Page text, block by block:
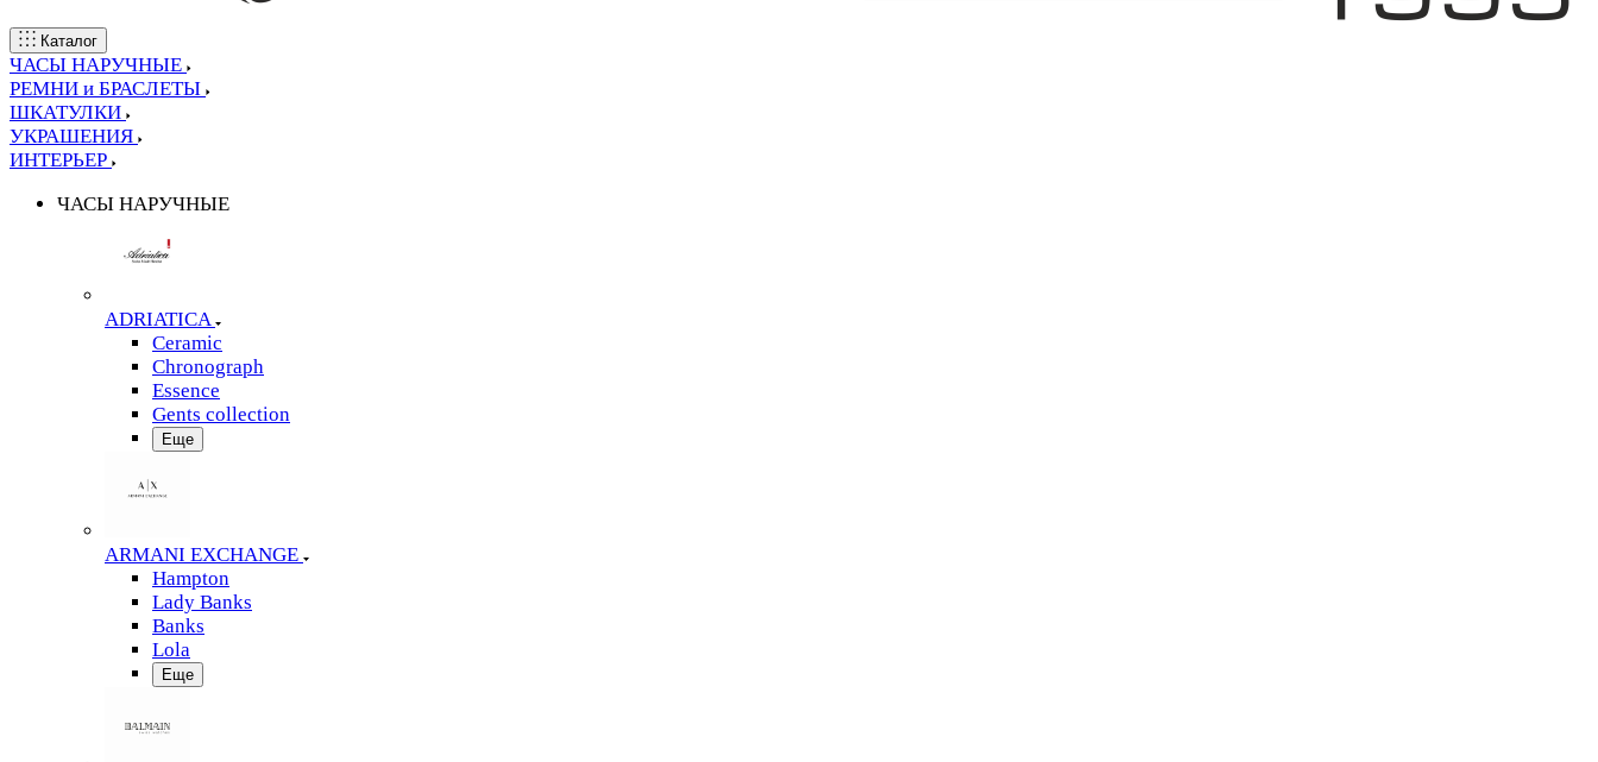
Каталог
ЧАСЫ НАРУЧНЫЕ
РЕМНИ и БРАСЛЕТЫ
ШКАТУЛКИ
УКРАШЕНИЯ
ИНТЕРЬЕР
ЧАСЫ НАРУЧНЫЕ
ADRIATICA
Ceramic
Chronograph
Essence
Gents collection
Еще
ARMANI EXCHANGE
Hampton
Lady Banks
Banks
Lola
Еще